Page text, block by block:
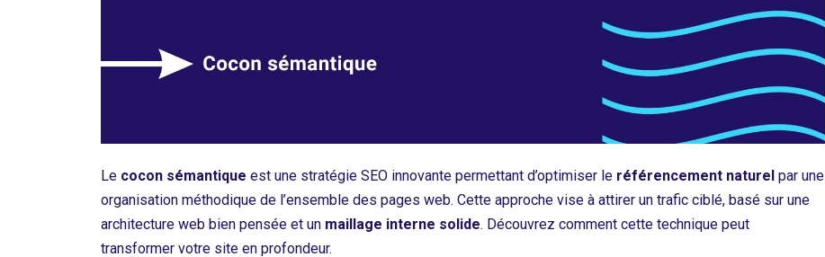
Le cocon sémantique est une stratégie SEO innovante permettant d’optimiser le référencement naturel par une
organisation méthodique de l’ensemble des pages web. Cette approche vise à attirer un trafic ciblé, basé sur une
architecture web bien pensée et un maillage interne solide. Découvrez comment cette technique peut
transformer votre site en profondeur.